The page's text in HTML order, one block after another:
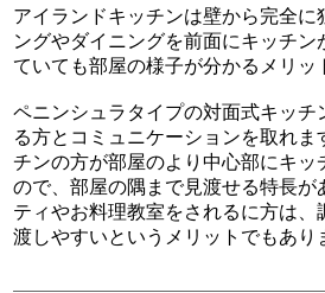
アイランドキッチンは壁から完全に
ングやダイニングを前面にキッチン
ていても部屋の様子が分かるメリッ
ペニンシュラタイプの対面式キッチ
る方とコミュニケーションを取れま
チンの方が部屋のより中心部にキッ
ので、部屋の隅まで見渡せる特長が
ティやお料理教室をされるに方は、
渡しやすいというメリットでもあり